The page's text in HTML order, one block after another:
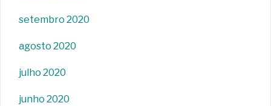
setembro 2020
agosto 2020
julho 2020
junho 2020